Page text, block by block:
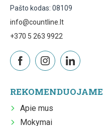
Pašto kodas: 08109
info@countline.lt
+370 5 263 9922
REKOMENDUOJAME
Apie mus
Mokymai